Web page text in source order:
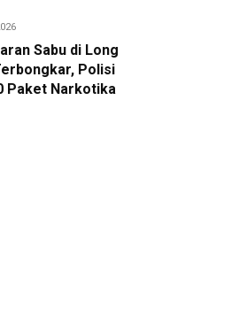
Sabu di Long
Polisi
Paket Narkotika